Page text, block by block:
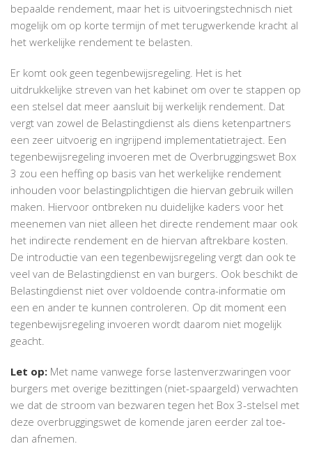
bepaalde rendement, maar het is uitvoeringstechnisch niet
mogelijk om op korte termijn of met terugwerkende kracht al
het werkelijke rendement te belasten.
Er komt ook geen tegenbewijsregeling. Het is het
uitdrukkelijke streven van het kabinet om over te stappen op
een stelsel dat meer aansluit bij werkelijk rendement. Dat
vergt van zowel de Belastingdienst als diens ketenpartners
een zeer uitvoerig en ingrijpend implementatietraject. Een
tegenbewijsregeling invoeren met de Overbruggingswet Box
3 zou een heffing op basis van het werkelijke rendement
inhouden voor belastingplichtigen die hiervan gebruik willen
maken. Hiervoor ontbreken nu duidelijke kaders voor het
meenemen van niet alleen het directe rendement maar ook
het indirecte rendement en de hiervan aftrekbare kosten.
De introductie van een tegenbewijsregeling vergt dan ook te
veel van de Belastingdienst en van burgers. Ook beschikt de
Belastingdienst niet over voldoende contra-informatie om
een en ander te kunnen controleren. Op dit moment een
tegenbewijsregeling invoeren wordt daarom niet mogelijk
geacht.
Let op: Met name vanwege forse lastenverzwaringen voor
burgers met overige bezittingen (niet-spaargeld) verwachten
we dat de stroom van bezwaren tegen het Box 3-stelsel met
deze overbruggingswet de komende jaren eerder zal toe-
dan afnemen.